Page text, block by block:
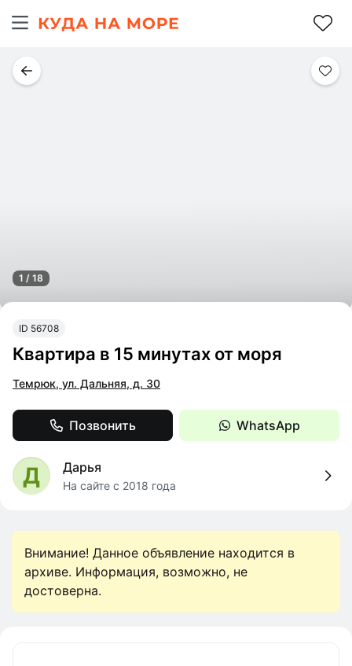
ID 56708
Квартира в 15 минутах от моря
Темрюк, ул. Дальняя, д. 30
Позвонить WhatsApp
Д Дарья
На сайте с 2018 года
1 / 18
Внимание! Данное объявление находится в
архиве. Информация, возможно, не
достоверна.